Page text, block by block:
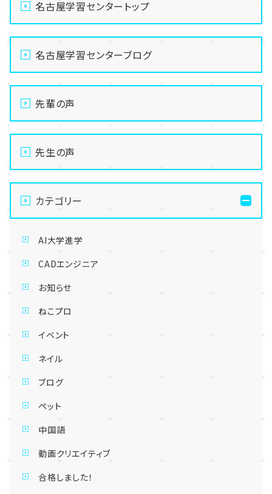
名古屋学習センタートップ
名古屋学習センターブログ
先輩の声
先生の声
カテゴリー
AI大学進学
CADエンジニア
お知らせ
ねこプロ
イベント
ネイル
ブログ
ペット
中国語
動画クリエイティブ
合格しました！